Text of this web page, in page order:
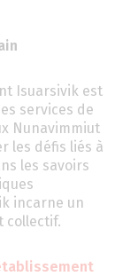
Isuarsivik est
services de
Nunavimmiut
les défis liés à
les savoirs
incarne un
collectif.